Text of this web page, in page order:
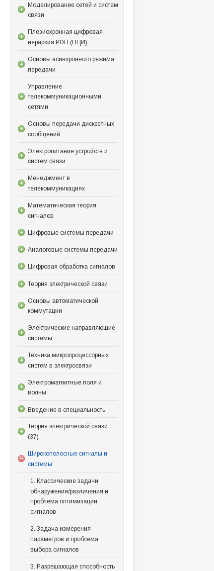
Моделирование сетей и систем
связи
Плезиохронная цифровая
иерархия PDH (ПЦИ)
Основы асинхронного режима
передачи
Управление
телекоммуникационными
сетями
Основы передачи дискретных
сообщений
Электропитание устройств и
систем связи
Менеджмент в
телекоммуникациях
Математическая теория
сигналов
Цифровые системы передачи
Аналоговые системы передачи
Цифровая обработка сигналов
Теория электрической связи
Основы автоматической
коммутации
Электрические направляющие
системы
Техника микропроцессорных
систем в электросвязи
Электромагнитные поля и
волны
Введение в специальность
Теория электрической связи
(37)
Широкополосные сигналы и
системы
1. Классические задачи
обнаружения/различения и
проблема оптимизации
сигналов
2. Задача измерения
параметров и проблема
выбора сигналов
3. Разрешающая способность